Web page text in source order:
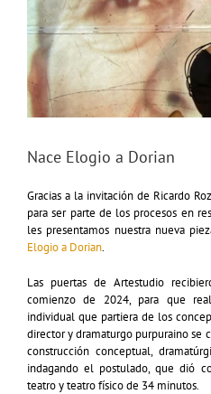
Nace Elogio a Dorian
Gracias a la invitación de Ricardo
para ser parte de los procesos en
les presentamos nuestra nueva
Elogio a Dorian.
Las puertas de Artestudio
comienzo de 2024, para que
individual que partiera de los
director y dramaturgo purpuraino se
construcción conceptual,
indagando el postulado, que dió
teatro y teatro físico de 34 minutos.